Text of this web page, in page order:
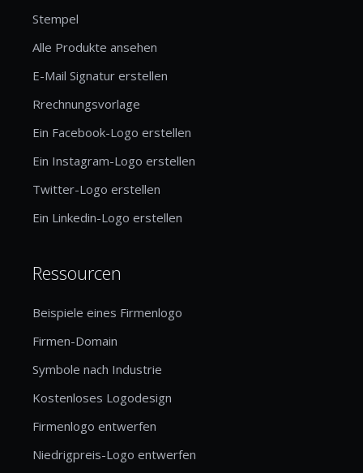
Stempel
Alle Produkte ansehen
E-Mail Signatur erstellen
Rrechnungsvorlage
Ein Facebook-Logo erstellen
Ein Instagram-Logo erstellen
Twitter-Logo erstellen
Ein Linkedin-Logo erstellen
Ressourcen
Beispiele eines Firmenlogo
Firmen-Domain
Symbole nach Industrie
Kostenloses Logodesign
Firmenlogo entwerfen
Niedrigpreis-Logo entwerfen